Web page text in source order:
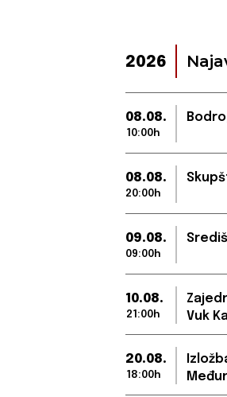
2026
08.08.
10:00h
08.08.
20:00h
09.08.
09:00h
10.08.
21:00h
Vuk
20.08.
18:00h